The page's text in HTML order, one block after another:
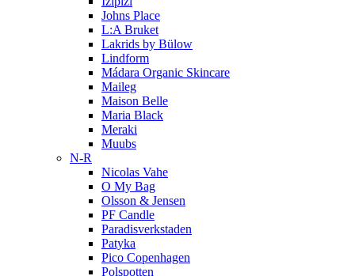
Johns Place
L:A Bruket
Lakrids by Bülow
Lindform
Mádara Organic Skincare
Maileg
Maison Belle
Maria Black
Meraki
Muubs
N-R
Nicolas Vahe
O My Bag
Olsson & Jensen
PF Candle
Paradisverkstaden
Patyka
Pico Copenhagen
Polspotten